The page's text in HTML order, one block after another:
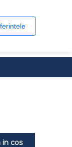
preferintele
in cos